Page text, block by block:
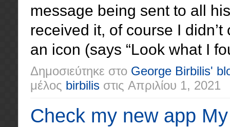
message being sent to all
received it, of course I
an icon (says “Look what I
Δημοσιεύτηκε στο George Birbilis'
μέλος birbilis στις Απριλίου 1, 2021
Check my new app